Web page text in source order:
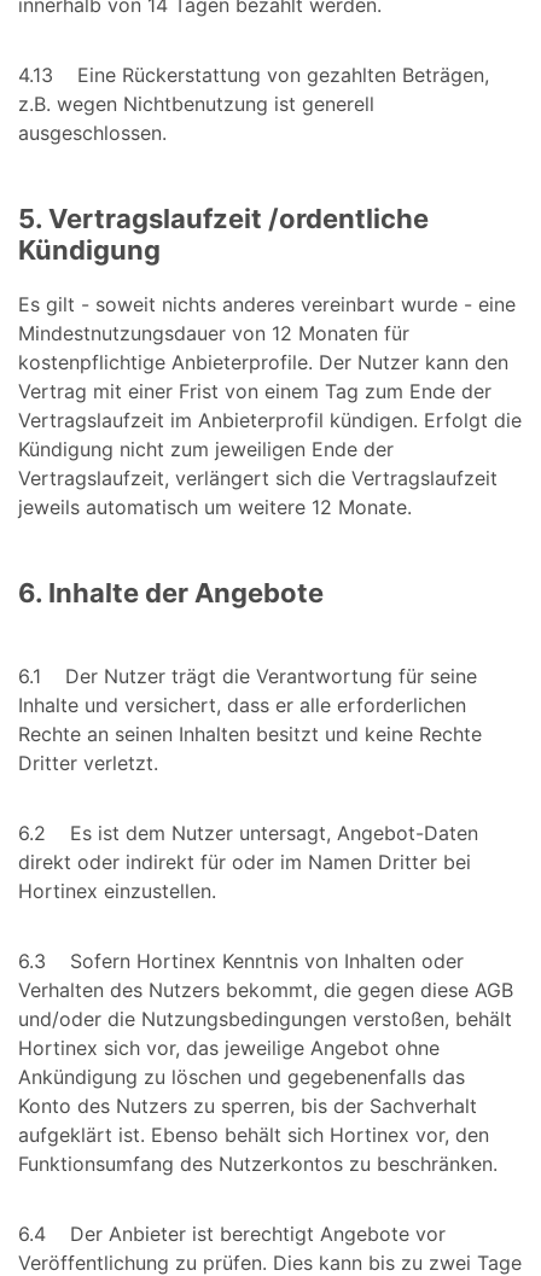
innerhalb von 14 Tagen bezahlt werden.
4.13 Eine Rückerstattung von gezahlten Beträgen,
z.B. wegen Nichtbenutzung ist generell
ausgeschlossen.
5. Vertragslaufzeit /ordentliche
Kündigung
Es gilt - soweit nichts anderes vereinbart wurde - eine
Mindestnutzungsdauer von 12 Monaten für
kostenpflichtige Anbieterprofile. Der Nutzer kann den
Vertrag mit einer Frist von einem Tag zum Ende der
Vertragslaufzeit im Anbieterprofil kündigen. Erfolgt die
Kündigung nicht zum jeweiligen Ende der
Vertragslaufzeit, verlängert sich die Vertragslaufzeit
jeweils automatisch um weitere 12 Monate.
6. Inhalte der Angebote
6.1 Der Nutzer trägt die Verantwortung für seine
Inhalte und versichert, dass er alle erforderlichen
Rechte an seinen Inhalten besitzt und keine Rechte
Dritter verletzt.
6.2 Es ist dem Nutzer untersagt, Angebot-Daten
direkt oder indirekt für oder im Namen Dritter bei
Hortinex einzustellen.
6.3 Sofern Hortinex Kenntnis von Inhalten oder
Verhalten des Nutzers bekommt, die gegen diese AGB
und/oder die Nutzungsbedingungen verstoßen, behält
Hortinex sich vor, das jeweilige Angebot ohne
Ankündigung zu löschen und gegebenenfalls das
Konto des Nutzers zu sperren, bis der Sachverhalt
aufgeklärt ist. Ebenso behält sich Hortinex vor, den
Funktionsumfang des Nutzerkontos zu beschränken.
6.4 Der Anbieter ist berechtigt Angebote vor
Veröffentlichung zu prüfen. Dies kann bis zu zwei Tage